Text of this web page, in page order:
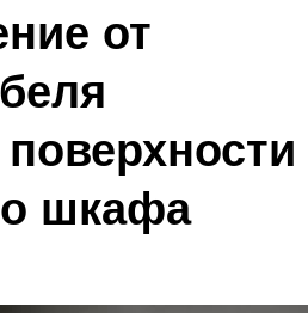
от
шкафа